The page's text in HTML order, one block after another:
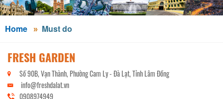
Home Must do
FRESH GARDEN
Số 90B, Vạn Thành, Phường Cam Ly - Đà Lạt, Tỉnh Lâm Đồng
info@freshdalat.vn
0908974949